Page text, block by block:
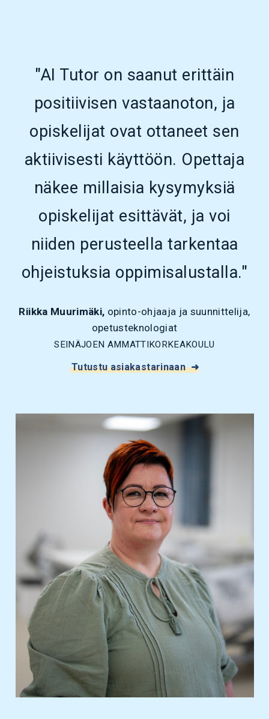
"AI Tutor on saanut erittäin
positiivisen vastaanoton, ja
opiskelijat ovat ottaneet sen
aktiivisesti käyttöön. Opettaja
näkee millaisia kysymyksiä
opiskelijat esittävät, ja voi
niiden perusteella tarkentaa
ohjeistuksia oppimisalustalla."
Riikka Muurimäki, opinto-ohjaaja ja suunnittelija,
opetusteknologiat
SEINÄJOEN AMMATTIKORKEAKOULU
Tutustu asiakastarinaan ➜